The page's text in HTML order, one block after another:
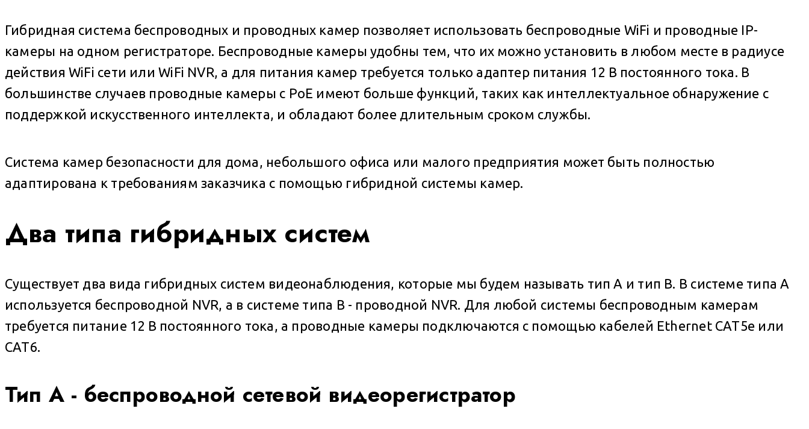
Гибридная система беспроводных и проводных камер позволяет использовать беспроводные WiFi и проводные IP-
камеры на одном регистраторе. Беспроводные камеры удобны тем, что их можно установить в любом месте в радиусе
действия WiFi сети или WiFi NVR, а для питания камер требуется только адаптер питания 12 В постоянного тока. В
большинстве случаев проводные камеры с PoE имеют больше функций, таких как интеллектуальное обнаружение с
поддержкой искусственного интеллекта, и обладают более длительным сроком службы.
Система камер безопасности для дома, небольшого офиса или малого предприятия может быть полностью
адаптирована к требованиям заказчика с помощью гибридной системы камер.
Два типа гибридных систем
Существует два вида гибридных систем видеонаблюдения, которые мы будем называть тип A и тип B. В системе типа A
используется беспроводной NVR, а в системе типа B - проводной NVR. Для любой системы беспроводным камерам
требуется питание 12 В постоянного тока, а проводные камеры подключаются с помощью кабелей Ethernet CAT5e или
CAT6.
Тип A - беспроводной сетевой видеорегистратор